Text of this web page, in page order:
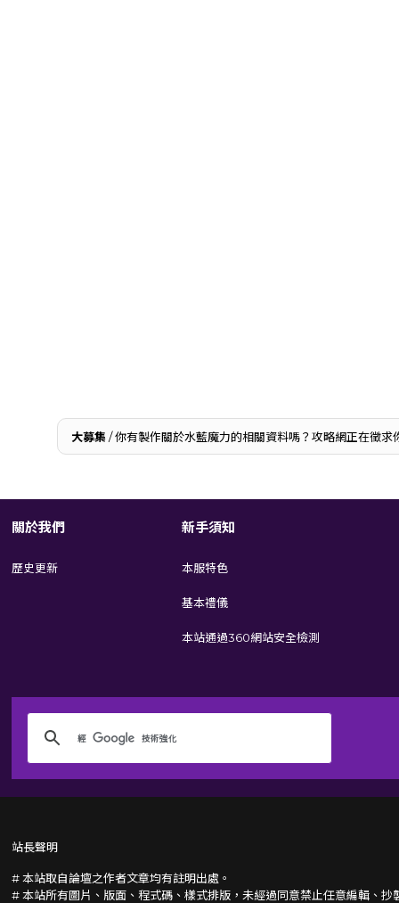
大募集/ 你有製作關於水藍魔力的相關資料嗎？攻略網正在徵
關於我們 新手須知
歷史更新 本服特色
基本禮儀
本站通過360網站安全檢測
站長聲明
# 本站取自論壇之作者文章均有註明出處。
# 本站所有圖片、版面、程式碼、樣式排版，未經過同意禁止任意編輯、抄